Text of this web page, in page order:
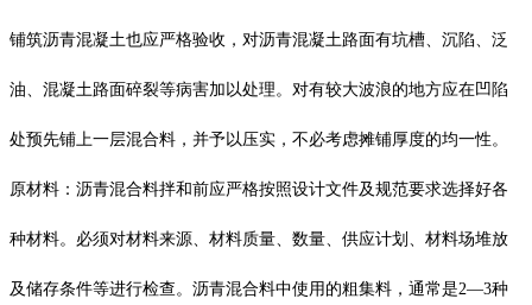
铺筑沥青混凝土也应严格验收，对沥青混凝土路面有坑槽、沉陷、泛
油、混凝土路面碎裂等病害加以处理。对有较大波浪的地方应在凹陷
处预先铺上一层混合料，并予以压实，不必考虑摊铺厚度的均一性。
原材料：沥青混合料拌和前应严格按照设计文件及规范要求选择好各
种材料。必须对材料来源、材料质量、数量、供应计划、材料场堆放
及储存条件等进行检查。沥青混合料中使用的粗集料，通常是2—3种